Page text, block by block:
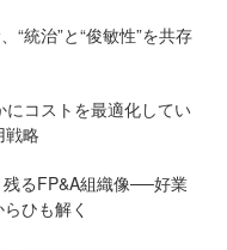
“統治”と“俊敏性”を共存
コストを最適化してい
戦略
残るFP&A組織像──好業
ひも解く